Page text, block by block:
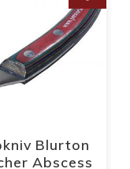
Blurton
Abscess